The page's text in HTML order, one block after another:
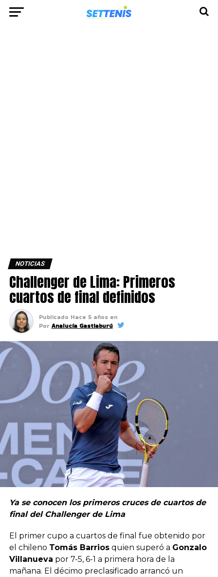
NOTICIAS
Challenger de Lima: Primeros
cuartos de final definidos
Publicado Hace 5 años en
Por Analucía Gastiaburú
Ya se conocen los primeros cruces de cuartos de
final del Challenger de Lima
El primer cupo a cuartos de final fue obtenido por
el chileno Tomás Barriosquien superó a Gonzalo
Villanueva por 7-5, 6-1 a primera hora de la
mañana. El décimo preclasificado arrancó un